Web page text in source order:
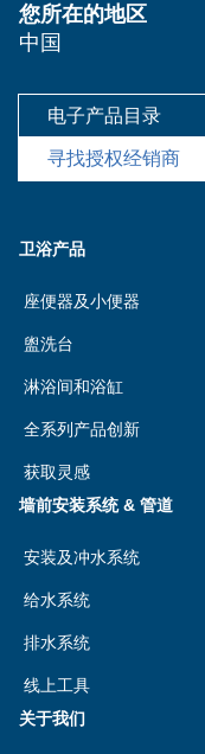
您所在的地区
中国
电子产品目录
寻找授权经销商
卫浴产品
座便器及小便器
盥洗台
淋浴间和浴缸
全系列产品创新
获取灵感
墙前安装系统 & 管道
安装及冲水系统
给水系统
排水系统
线上工具
关于我们